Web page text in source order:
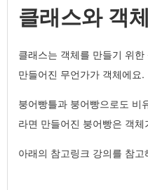
클래스와 객
클래스는 객체를 만들기 위
만들어진 무언가가 객체에요.
붕어빵틀과 붕어빵으로도 비
라면 만들어진 붕어빵은 객체
아래의 참고링크 강의를 참고